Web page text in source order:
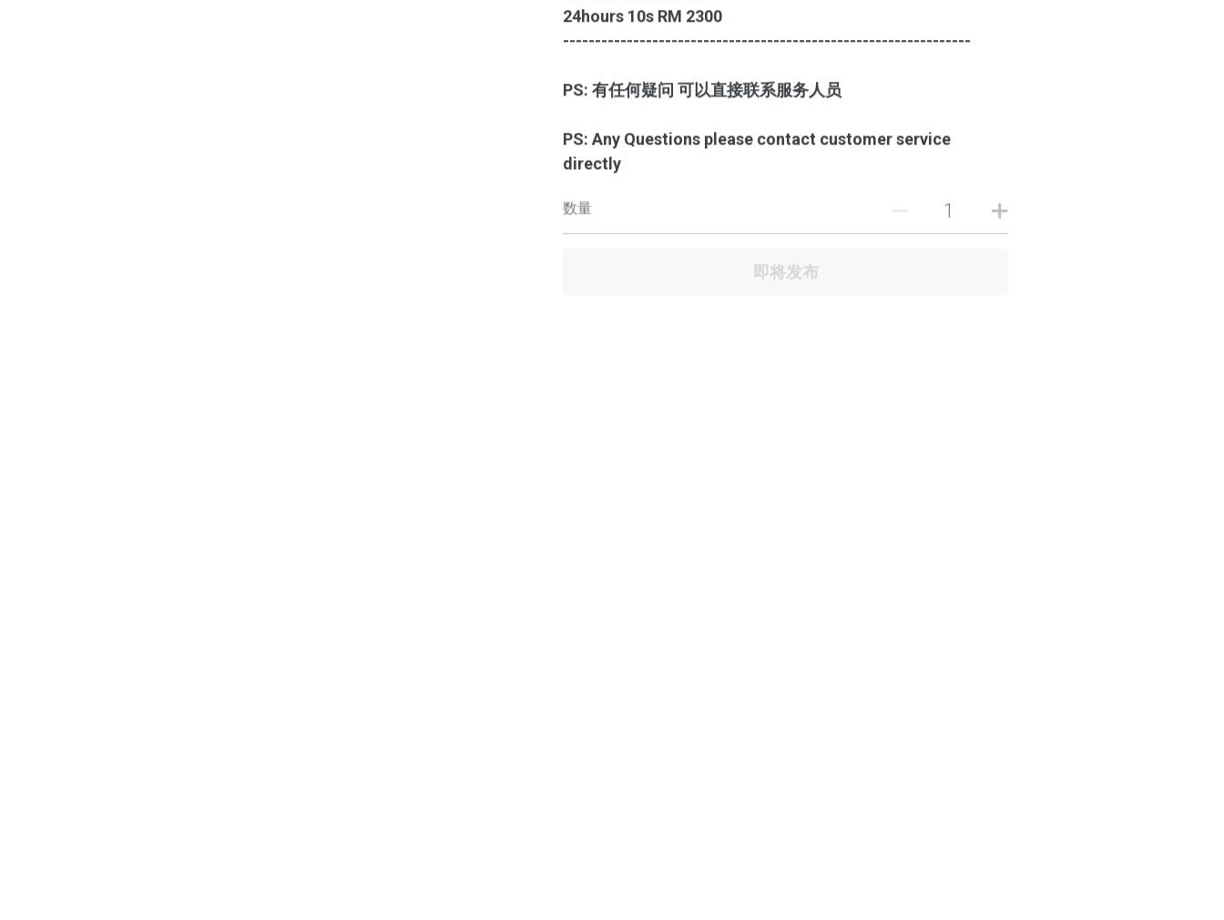
24hours 10s RM 2300
----------------------------------------------------------------
PS: 有任何疑问 可以直接联系服务人员
PS: Any Questions please contact customer service
directly
数量
即将发布